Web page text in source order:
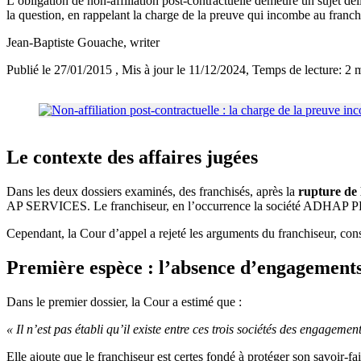
la question, en rappelant la charge de la preuve qui incombe au
Jean-Baptiste Gouache, writer
Publié le 27/01/2015 , Mis à jour le 11/12/2024, Temps de lecture: 2
Le contexte des affaires jugées
Dans les deux dossiers examinés, des franchisés, après la rupture de
AP SERVICES. Le franchiseur, en l’occurrence la société ADHAP
Cependant, la Cour d’appel a rejeté les arguments du franchiseur,
Première espèce : l’absence
Dans le premier dossier, la Cour a estimé que :
« Il n’est pas établi qu’il existe entre ces trois sociétés des
Elle ajoute que le franchiseur est certes fondé à protéger son savoir-